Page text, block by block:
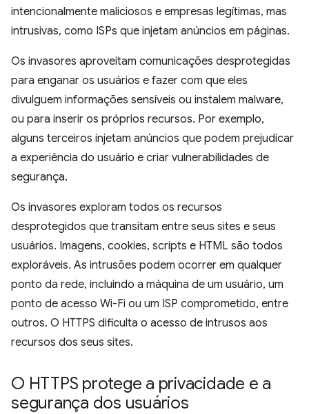
intencionalmente maliciosos e empresas legítimas, mas
intrusivas, como ISPs que injetam anúncios em páginas.
Os invasores aproveitam comunicações desprotegidas
para enganar os usuários e fazer com que eles
divulguem informações sensíveis ou instalem malware,
ou para inserir os próprios recursos. Por exemplo,
alguns terceiros injetam anúncios que podem prejudicar
a experiência do usuário e criar vulnerabilidades de
segurança.
Os invasores exploram todos os recursos
desprotegidos que transitam entre seus sites e seus
usuários. Imagens, cookies, scripts e HTML são todos
exploráveis. As intrusões podem ocorrer em qualquer
ponto da rede, incluindo a máquina de um usuário, um
ponto de acesso Wi-Fi ou um ISP comprometido, entre
outros. O HTTPS dificulta o acesso de intrusos aos
recursos dos seus sites.
O HTTPS protege a privacidade e a
segurança dos usuários